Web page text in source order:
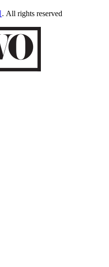
. All rights reserved